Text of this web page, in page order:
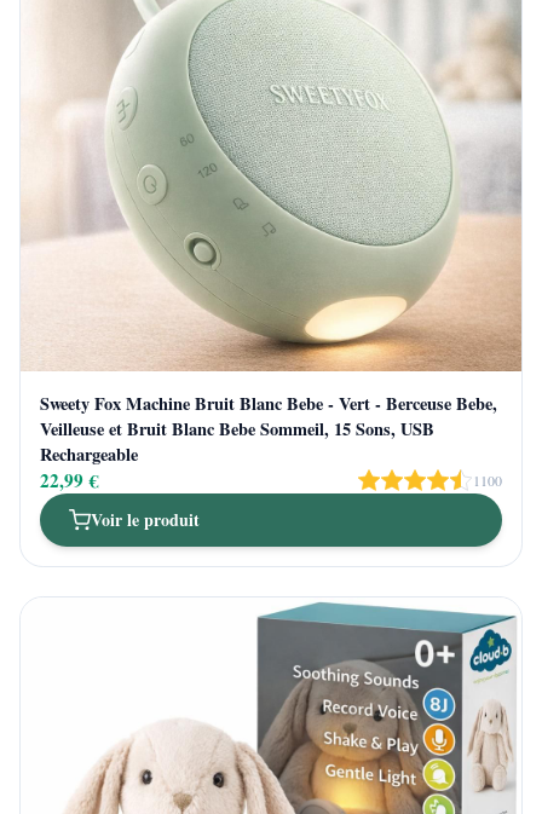
Sweety Fox Machine Bruit Blanc Bebe - Vert - Berceuse Bebe,
Veilleuse et Bruit Blanc Bebe Sommeil, 15 Sons, USB
Rechargeable
22,99 € 1100
Voir le produit